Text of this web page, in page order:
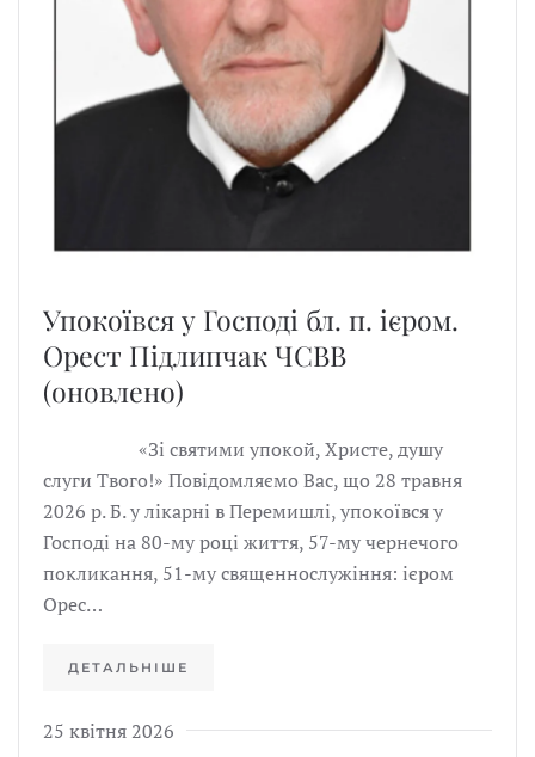
Упокоївся у Господі бл. п. ієром.
Орест Підлипчак ЧСВВ
(оновлено)
«Зі святими упокой, Христе, душу
слуги Твого!» Повідомляємо Вас, що 28 травня
2026 р. Б. у лікарні в Перемишлі, упокоївся у
Господі на 80-му році життя, 57-му чернечого
покликання, 51-му священнослужіння: ієром
Орес…
ДЕТАЛЬНІШЕ
25 квітня 2026